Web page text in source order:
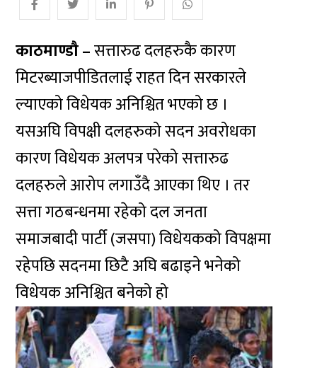
काठमाण्डाै –सत्तारुढ दलहरुकै कारण
मिटरब्याजपीडितलाई राहत दिन सरकारले
ल्याएको विधेयक अनिश्चित भएको छ ।
यसअघि विपक्षी दलहरुको सदन अवरोधका
कारण विधेयक अलपत्र परेको सत्तारुढ
दलहरुले आरोप लगाउँदै आएका थिए । तर
सत्ता गठबन्धनमा रहेको दल जनता
समाजबादी पार्टी (जसपा) विधेयकको विपक्षमा
रहेपछि सदनमा छिटै अघि बढाइने भनेको
विधेयक अनिश्चित बनेको हो